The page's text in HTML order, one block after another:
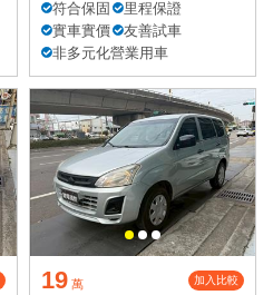
符合保固
里程保證
實車實價
友善試車
非多元化營業用車
19 萬 加入比較